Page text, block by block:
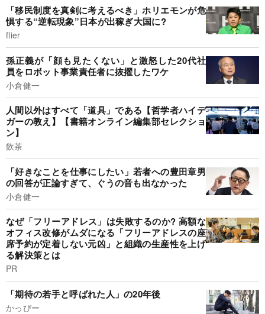
「移民制度を真剣に考えるべき」ホリエモンが危
惧する“逆転現象”日本が出稼ぎ大国に?
flier
孫正義が「顔も見たくない」と激怒した20代社
員をロボット事業責任者に抜擢したワケ
小倉健一
人間以外はすべて「道具」である【哲学者ハイデ
ガーの教え】【書籍オンライン編集部セレクショ
ン】
飲茶
「好きなことを仕事にしたい」若者への豊田章男
の回答が正論すぎて、ぐうの音も出なかった
小倉健一
なぜ「フリーアドレス」は失敗するのか? 高額な
オフィス改修がムダになる「フリーアドレスの座
席予約が定着しない元凶」と組織の生産性を上げ
る解決策とは
PR
「期待の若手と呼ばれた人」の20年後
かっぴー